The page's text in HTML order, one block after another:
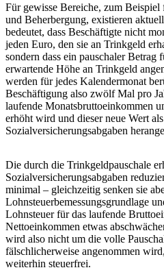
Für gewisse Bereiche, zum
und Beherbergung, existieren
bedeutet, dass Beschäftigte nicht
jeden Euro, den sie an Trinkgeld
sondern dass ein pauschaler Betrag
erwartende Höhe an Trinkgeld
werden für jedes Kalendermonat
Beschäftigung also zwölf Mal pro
laufende Monatsbruttoeinkommen
erhöht wird und dieser neue Wert
Sozialversicherungsabgaben
Die durch die Trinkgeldpauschale
Sozialversicherungsabgaben
minimal – gleichzeitig senken sie
Lohnsteuerbemessungsgrundlage
Lohnsteuer für das laufende
Nettoeinkommen etwas
wird also nicht um die volle
fälschlicherweise angenommen
weiterhin steuerfrei.